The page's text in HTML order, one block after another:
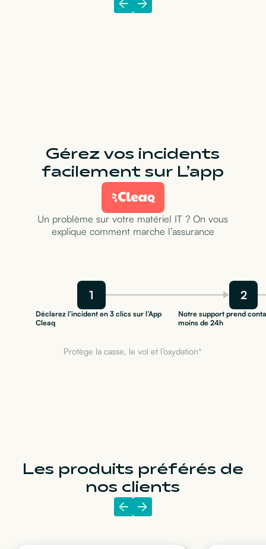
Gérez vos incidents
facilement sur L’app
Un problème sur votre matériel IT ? On vous
explique comment marche l’assurance
1 2
Déclarez l’incident en 3 clics sur l’App
Cleaq
Notre support prend
moins de 24h
Protège la casse, le vol et l’oxydation*
Les produits préférés de
nos clients